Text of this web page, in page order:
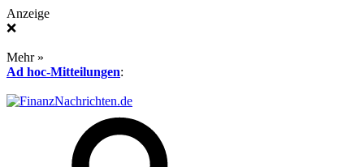
Anzeige
❌
Mehr »
Ad hoc-Mitteilungen: